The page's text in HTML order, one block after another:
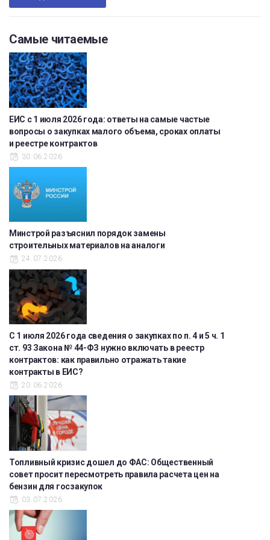
Самые читаемые
ЕИС с 1 июля 2026 года: ответы на самые частые
вопросы о закупках малого объема, сроках оплаты
и реестре контрактов
30.06.2026
Минстрой разъяснил порядок замены
строительных материалов на аналоги
24.07.2026
С 1 июля 2026 года сведения о закупках по п. 4 и 5 ч. 1
ст. 93 Закона № 44-ФЗ нужно включать в реестр
контрактов: как правильно отражать такие
контракты в ЕИС?
20.06.2026
Топливный кризис дошел до ФАС: Общественный
совет просит пересмотреть правила расчета цен на
бензин для госзакупок
03.07.2026